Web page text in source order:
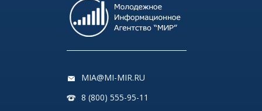
MIA@MI-MIR.RU
8 (800) 555-95-11